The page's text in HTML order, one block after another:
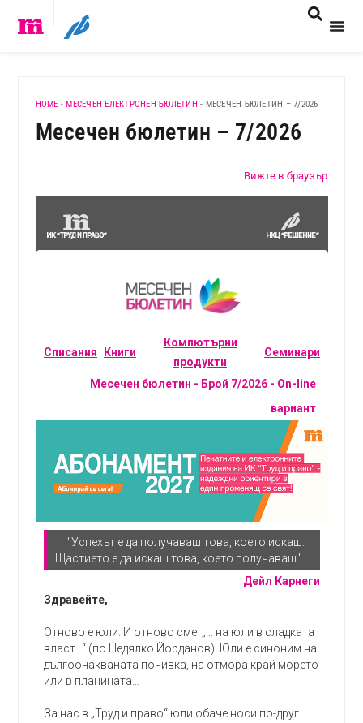
HOME - МЕСЕЧЕН ЕЛЕКТРОНЕН БЮЛЕТИН - МЕСЕЧЕН БЮЛЕТИН – 7/2026
Месечен бюлетин – 7/2026
Вижте в браузър